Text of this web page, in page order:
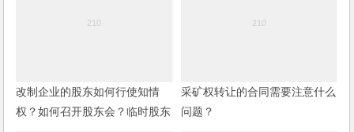
改制企业的股东如何行使知情
权？如何召开股东会？临时股东
采矿权转让的合同需要注意什么
问题？